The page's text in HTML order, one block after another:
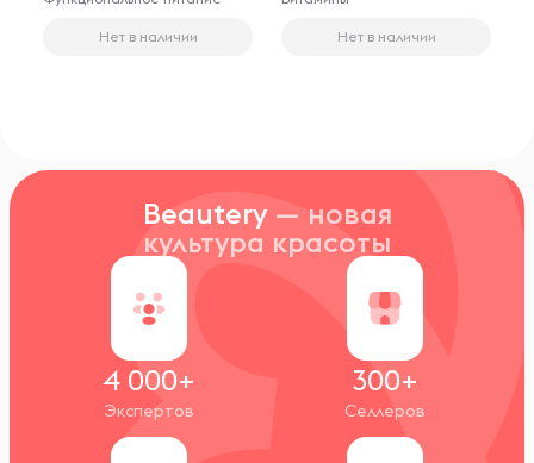
Нет в наличии Нет в наличии
Beautery — новая
культура красоты
4 000+
Экспертов
300+
Селлеров